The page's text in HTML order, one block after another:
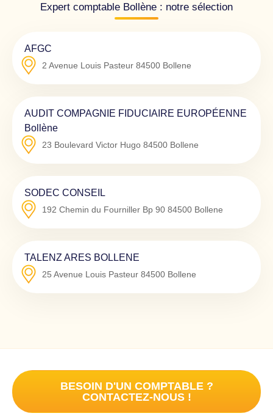
Expert comptable Bollène : notre sélection
AFGC
2 Avenue Louis Pasteur 84500 Bollene
AUDIT COMPAGNIE FIDUCIAIRE EUROPÉENNE
Bollène
23 Boulevard Victor Hugo 84500 Bollene
SODEC CONSEIL
192 Chemin du Fourniller Bp 90 84500 Bollene
TALENZ ARES BOLLENE
25 Avenue Louis Pasteur 84500 Bollene
BESOIN D'UN COMPTABLE ?
CONTACTEZ-NOUS !